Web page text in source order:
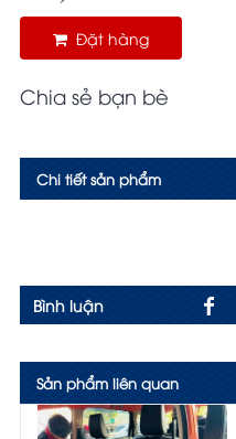
Đặt hàng
Chia sẻ bạn bè
Chi tiết sản phẩm
Bình luận
Sản phẩm liên quan